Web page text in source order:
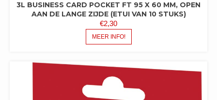
3L BUSINESS CARD POCKET FT 95 X 60 MM, OPEN
AAN DE LANGE ZIJDE (ETUI VAN 10 STUKS)
€2,30
MEER INFO!